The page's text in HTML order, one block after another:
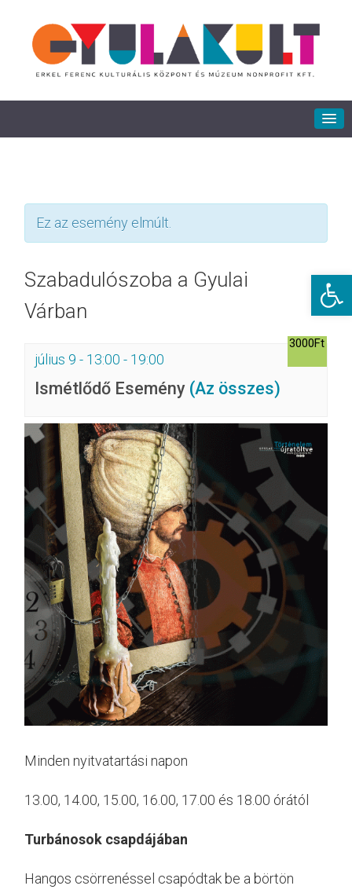
Ez az esemény elmúlt.
Szabadulószoba a Gyulai
Várban
július 9 - 13:00 - 19:00
Ismétlődő Esemény (Az összes)
3000Ft
Minden nyitvatartási napon
13.00, 14.00, 15.00, 16.00, 17.00 és 18.00 órától
Turbánosok csapdájában
Hangos csörrenéssel csapódtak be a börtön